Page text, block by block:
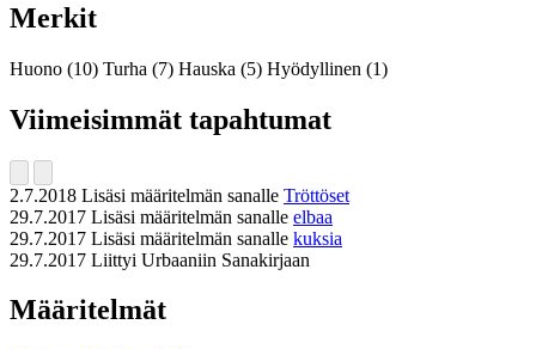
Merkit
Huono (10) Turha (7) Hauska (5) Hyödyllinen (1)
Viimeisimmät tapahtumat
2.7.2018 Lisäsi määritelmän sanalle Tröttöset
29.7.2017 Lisäsi määritelmän sanalle elbaa
29.7.2017 Lisäsi määritelmän sanalle kuksia
29.7.2017 Liittyi Urbaaniin Sanakirjaan
Määritelmät